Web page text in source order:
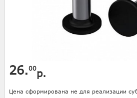
26.00р.
Цена сформирована не для реализации